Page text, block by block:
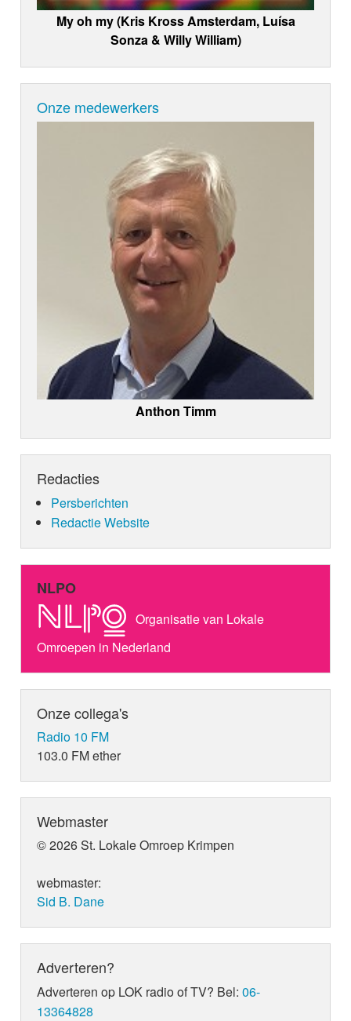
My oh my (Kris Kross Amsterdam, Luísa
Sonza & Willy William)
Onze medewerkers
Anthon Timm
Redacties
Persberichten
Redactie Website
NLPO
Organisatie van Lokale
Omroepen in Nederland
Onze collega's
Radio 10 FM
103.0 FM ether
Webmaster
© 2026 St. Lokale Omroep Krimpen
webmaster:
Sid B. Dane
Adverteren?
Adverteren op LOK radio of TV? Bel:06-
13364828